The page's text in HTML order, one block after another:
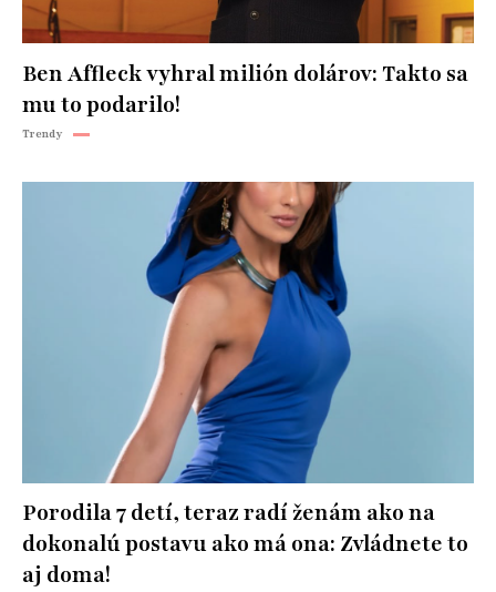
Ben Affleck vyhral milión dolárov: Takto sa
mu to podarilo!
Trendy
Porodila 7 detí, teraz radí ženám ako na
dokonalú postavu ako má ona: Zvládnete to
aj doma!